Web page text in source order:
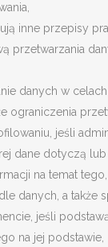
inne przepisy
przetwarzania
danych w
ograniczenia
jeśli
dane dotyczą lub
na temat
danych, a
jeśli
na jej